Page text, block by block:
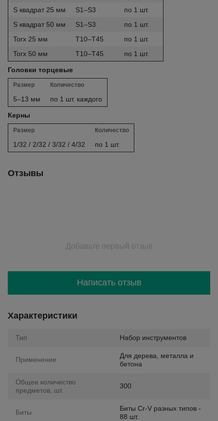
S квадрат 25 мм
S1–S3
по 1 шт.
S квадрат 50 мм
S1–S3
по 1 шт.
Torx 25 мм
T10–T45
по 1 шт.
Torx 50 мм
T10–T45 по 1 шт.
Головки торцевые
Размер Количество
5–13 мм по 1 шт. каждого
Керны
Размер Количество
1/32 / 2/32 / 3/32 / 4/32 по 1 шт.
Отзывы
Добавьте первый отзыв
Написать отзыв
Характеристики
Тип Набор инструментов
Применение
Для дерева, металла и
бетона
Общее количество
предметов, шт.
300
Биты
Биты Cr-V разных типов -
88 шт.